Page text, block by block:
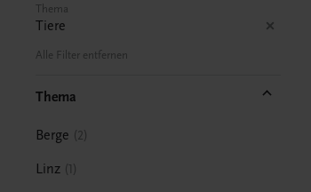
Thema
Tiere
Alle Filter entfernen
Thema
Berge 2
Linz 1